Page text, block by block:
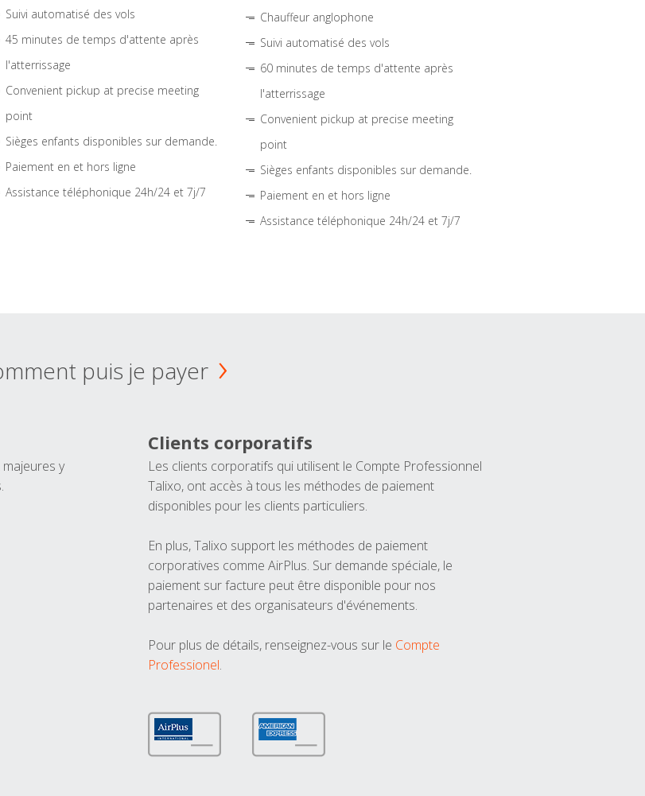
Suivi automatisé des vols
45 minutes de temps d'attente après
l'atterrissage
Convenient pickup at precise meeting
point
Sièges enfants disponibles sur demande.
Paiement en et hors ligne
Assistance téléphonique 24h/24 et 7j/7
Chauffeur anglophone
Suivi automatisé des vols
60 minutes de temps d'attente après
l'atterrissage
Convenient pickup at precise meeting
point
Sièges enfants disponibles sur demande.
Paiement en et hors ligne
Assistance téléphonique 24h/24 et 7j/7
puis je payer
y
Clients corporatifs
Les clients corporatifs qui utilisent le Compte Professionnel
Talixo, ont accès à tous les méthodes de paiement
disponibles pour les clients particuliers.
En plus, Talixo support les méthodes de paiement
corporatives comme AirPlus. Sur demande spéciale, le
paiement sur facture peut être disponible pour nos
partenaires et des organisateurs d'événements.
Pour plus de détails, renseignez-vous sur le Compte
Professionel.